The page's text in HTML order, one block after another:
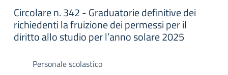
Circolare n. 342 - Graduatorie definitive dei
richiedenti la fruizione dei permessi per il
diritto allo studio per l’anno solare 2025
Personale scolastico